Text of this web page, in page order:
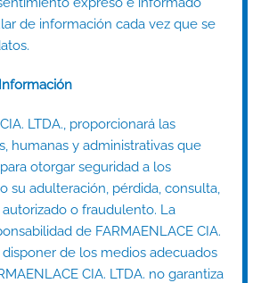
de información cada vez que se
LTDA., proporcionará las
humanas y administrativas que
otorgar seguridad a los
su adulteración, pérdida, consulta,
o fraudulento. La
de FARMAENLACE CIA.
disponer de los medios adecuados
CIA. LTDA. no garantiza